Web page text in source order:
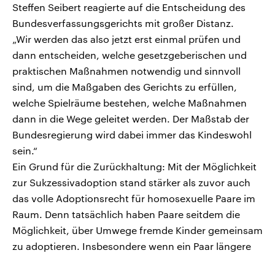
Steffen Seibert reagierte auf die Entscheidung des
Bundesverfassungsgerichts mit großer Distanz.
„Wir werden das also jetzt erst einmal prüfen und
dann entscheiden, welche gesetzgeberischen und
praktischen Maßnahmen notwendig und sinnvoll
sind, um die Maßgaben des Gerichts zu erfüllen,
welche Spielräume bestehen, welche Maßnahmen
dann in die Wege geleitet werden. Der Maßstab der
Bundesregierung wird dabei immer das Kindeswohl
sein.“
Ein Grund für die Zurückhaltung: Mit der Möglichkeit
zur Sukzessivadoption stand stärker als zuvor auch
das volle Adoptionsrecht für homosexuelle Paare im
Raum. Denn tatsächlich haben Paare seitdem die
Möglichkeit, über Umwege fremde Kinder gemeinsam
zu adoptieren. Insbesondere wenn ein Paar längere